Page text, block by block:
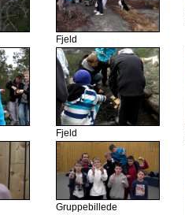
Fjeld
Fjeld
Gruppebillede